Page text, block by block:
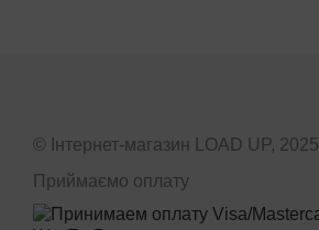
© Інтернет-магазин LOAD UP, 2025
Приймаємо оплату